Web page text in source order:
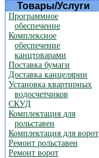
Товары/Услуги
Программное
обеспечение
Комплексное
обеспечение
канцтоварами
Поставка бумаги
Доставка канцелярии
Установка квартирных
водосчетчиков
СКУД
Комплектация для
рольставен
Комплектация для ворот
Ремонт рольставен
Ремонт ворот